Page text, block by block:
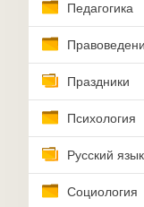
Педагогика
Праздники
Психология
Русский язык
Социология